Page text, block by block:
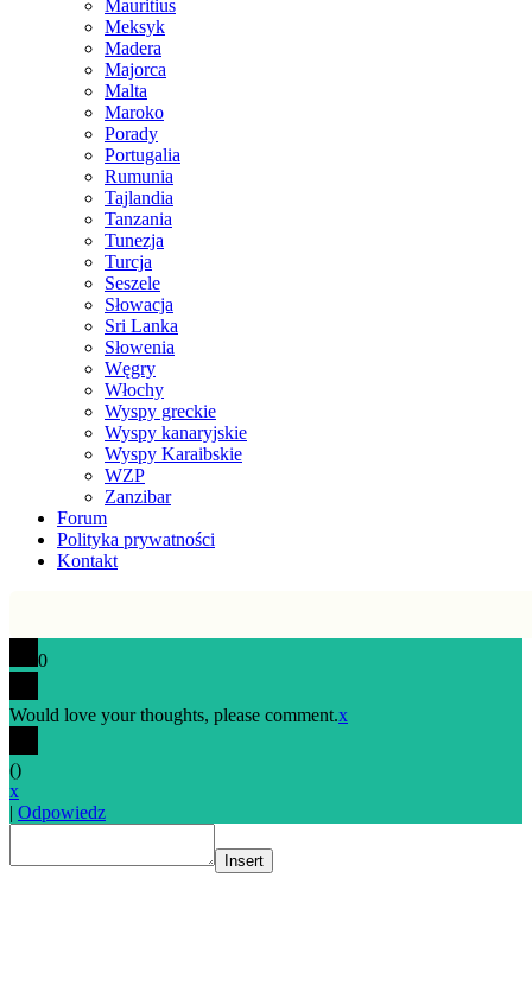
Mauritius
Meksyk
Madera
Majorca
Malta
Maroko
Porady
Portugalia
Rumunia
Tajlandia
Tanzania
Tunezja
Turcja
Seszele
Słowacja
Sri Lanka
Słowenia
Węgry
Włochy
Wyspy greckie
Wyspy kanaryjskie
Wyspy Karaibskie
WZP
Zanzibar
Forum
Polityka prywatności
Kontakt
0
Would love your thoughts, please comment.x
()
x
| Odpowiedz
Insert